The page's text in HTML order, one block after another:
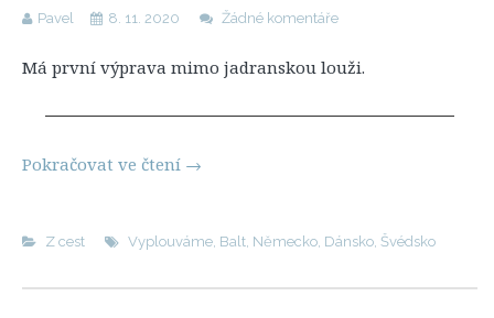
Pavel 8. 11. 2020 Žádné komentáře
Má první výprava mimo jadranskou louži.
Pokračovat ve čtení →
Z cest Vyplouváme, Balt, Německo, Dánsko, Švédsko